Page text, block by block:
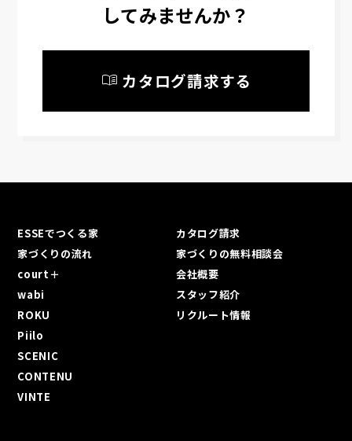
してみませんか？
menu_book カタログ請求する
ESSEでつくる家
家づくりの流れ
court＋
wabi
ROKU
Piilo
SCENIC
CONTENU
VINTE
カタログ請求
家づくりの無料相談会
会社概要
スタッフ紹介
リクルート情報